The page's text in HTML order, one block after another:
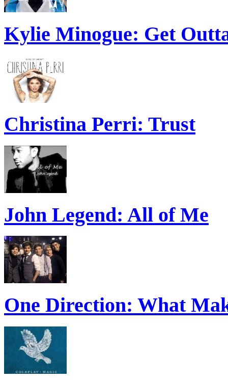
Kylie Minogue: Get
Christina Perri: Trust
John Legend: All of Me
One Direction: What